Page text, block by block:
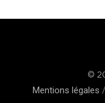
©
Mentions légales